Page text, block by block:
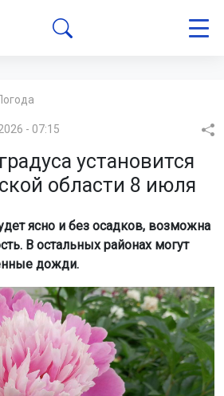
- 07:15
установится
области 8 июля
ясно и без осадков, возможна
В остальных районах могут
дожди.